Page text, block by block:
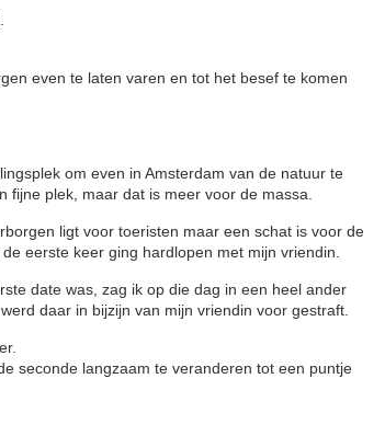
even te laten varen en tot het besef te komen
om even in Amsterdam van de natuur te
fijne plek, maar dat is meer voor de massa.
ligt voor toeristen maar een schat is voor de
eerste keer ging hardlopen met mijn vriendin.
date was, zag ik op die dag in een heel ander
daar in bijzijn van mijn vriendin voor gestraft.
seconde langzaam te veranderen tot een puntje